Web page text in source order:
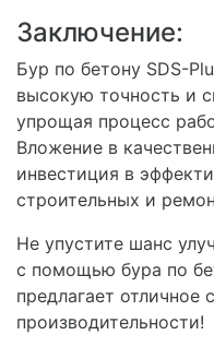
Заключение:
Бур по бетону SDS-
высокую точность и
упрощая процесс
Вложение в
инвестиция в
строительных и
Не упустите шанс
с помощью бура по
предлагает отличное
производительности!